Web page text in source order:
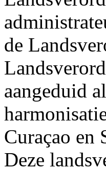
de
aangeduid
Curaçao en
Deze